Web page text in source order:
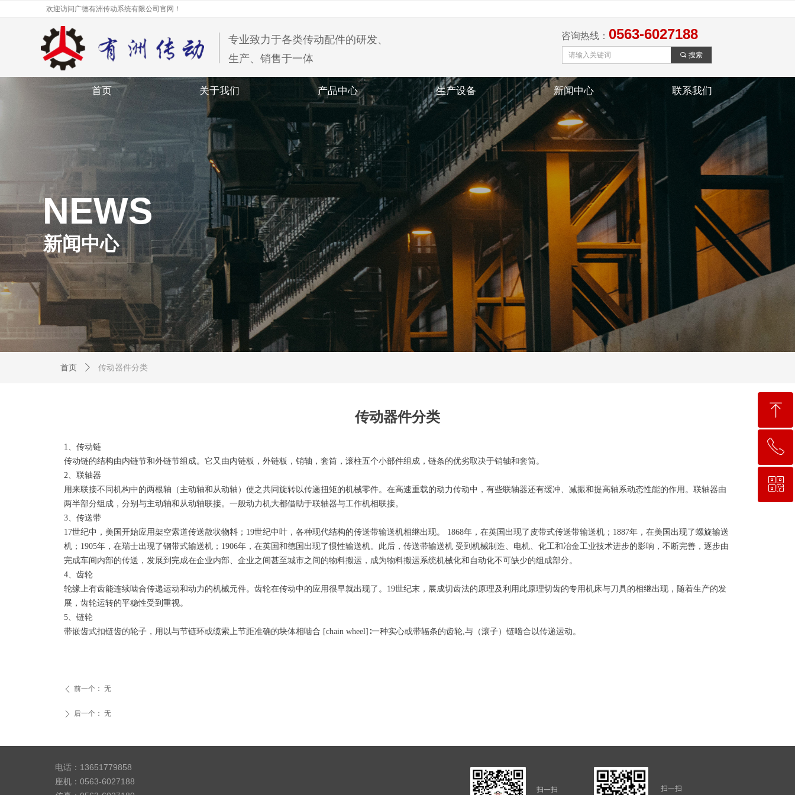
咨询热线： 0563-6027188
끠 搜索
专业致力于各类传动配件的研发、
生产、销售于一体
首页 关于我们 产品中心 生产设备 新闻中心 联系我们
欢迎访问广德有洲传动系统有限公司官网！
传动器件分类
1、传动链
传动链的结构由内链节和外链节组成。它又由内链板，外链板，销轴，套筒，滚柱五个小部件组成，链条的优劣取决于销轴和套筒。
2、联轴器
用来联接不同机构中的两根轴（主动轴和从动轴）使之共同旋转以传递扭矩的机械零件。在高速重载的动力传动中，有些联轴器还有缓冲、减振和提高轴系动态性能的作用。联轴器由
两半部分组成，分别与主动轴和从动轴联接。一般动力机大都借助于联轴器与工作机相联接。
3、传送带
17世纪中，美国开始应用架空索道传送散状物料；19世纪中叶，各种现代结构的传送带输送机相继出现。 1868年，在英国出现了皮带式传送带输送机；1887年，在美国出现了螺旋输送
机；1905年，在瑞士出现了钢带式输送机；1906年，在英国和德国出现了惯性输送机。此后，传送带输送机 受到机械制造、电机、化工和冶金工业技术进步的影响，不断完善，逐步由
完成车间内部的传送，发展到完成在企业内部、企业之间甚至城市之间的物料搬运，成为物料搬运系统机械化和自动化不可缺少的组成部分。
4、齿轮
轮缘上有齿能连续啮合传递运动和动力的机械元件。齿轮在传动中的应用很早就出现了。19世纪末，展成切齿法的原理及利用此原理切齿的专用机床与刀具的相继出现，随着生产的发
展，齿轮运转的平稳性受到重视。
5、链轮
带嵌齿式扣链齿的轮子，用以与节链环或缆索上节距准确的块体相啮合 [chain wheel]∶一种实心或带辐条的齿轮,与（滚子）链啮合以传递运动。
NEWS
新闻中心
首页 ꄲ 传动器件分类
ꄴ 前一个： 无
ꄲ 后一个： 无
电话：13651779858
座机：0563-6027188
扫一扫 扫一扫
ꁸ
回到顶部
ꂅ
0563-6027188
ꀥ